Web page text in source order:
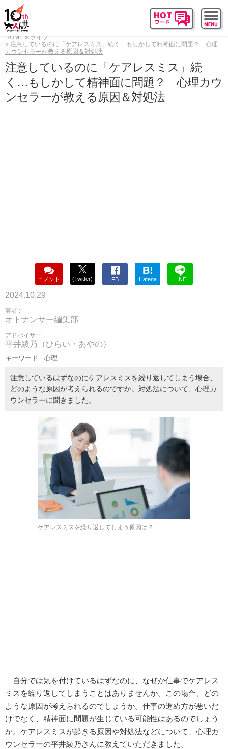
HOME
ライフ
注意しているのに「ケアレスミス」続く…もしかして精神面に問題？ 心理
カウンセラーが教える原因＆対処法
注意しているのに「ケアレスミス」続
く…もしかして精神面に問題？ 心理カウ
ンセラーが教える原因＆対処法
コメント (Twitter) FB
B!
Hatena LINE
2024.10.29
著者 :
オトナンサー編集部
アドバイザー :
平井綾乃（ひらい・あやの）
キーワード : 心理
注意しているはずなのにケアレスミスを繰り返してしまう場合、
どのような原因が考えられるのですか。対処法について、心理カ
ウンセラーに聞きました。
ケアレスミスを繰り返してしまう原因は？
自分では気を付けているはずなのに、なぜか仕事でケアレス
ミスを繰り返してしまうことはありませんか。この場合、どの
ような原因が考えられるのでしょうか。仕事の進め方が悪いだ
けでなく、精神面に問題が生じている可能性はあるのでしょう
か。ケアレスミスが起きる原因や対処法などについて、心理カ
ウンセラーの平井綾乃さんに教えていただきました。